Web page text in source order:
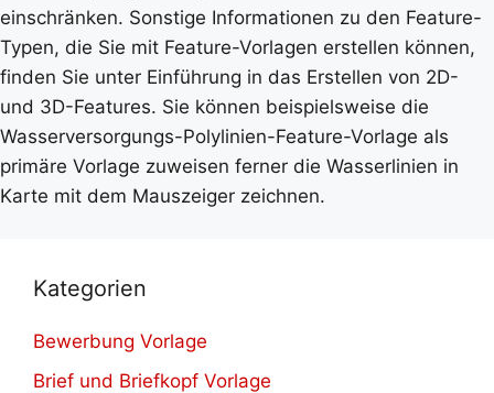
einschränken. Sonstige Informationen zu den Feature-
Typen, die Sie mit Feature-Vorlagen erstellen können,
finden Sie unter Einführung in das Erstellen von 2D-
und 3D-Features. Sie können beispielsweise die
Wasserversorgungs-Polylinien-Feature-Vorlage als
primäre Vorlage zuweisen ferner die Wasserlinien in
Karte mit dem Mauszeiger zeichnen.
Kategorien
Bewerbung Vorlage
Brief und Briefkopf Vorlage